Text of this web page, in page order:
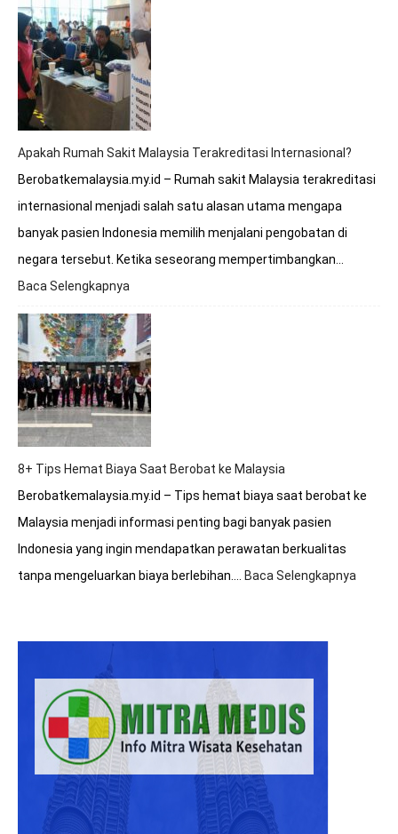
Apakah Rumah Sakit Malaysia Terakreditasi Internasional?
Berobatkemalaysia.my.id – Rumah sakit Malaysia terakreditasi
internasional menjadi salah satu alasan utama mengapa
banyak pasien Indonesia memilih menjalani pengobatan di
negara tersebut. Ketika seseorang mempertimbangkan…
Baca Selengkapnya
Rumah
Sakit
Malaysia
Terakreditasi
Internasional?
8+ Tips Hemat Biaya Saat Berobat ke Malaysia
Berobatkemalaysia.my.id – Tips hemat biaya saat berobat ke
Malaysia menjadi informasi penting bagi banyak pasien
Indonesia yang ingin mendapatkan perawatan berkualitas
tanpa mengeluarkan biaya berlebihan.… Baca Selengkapnya